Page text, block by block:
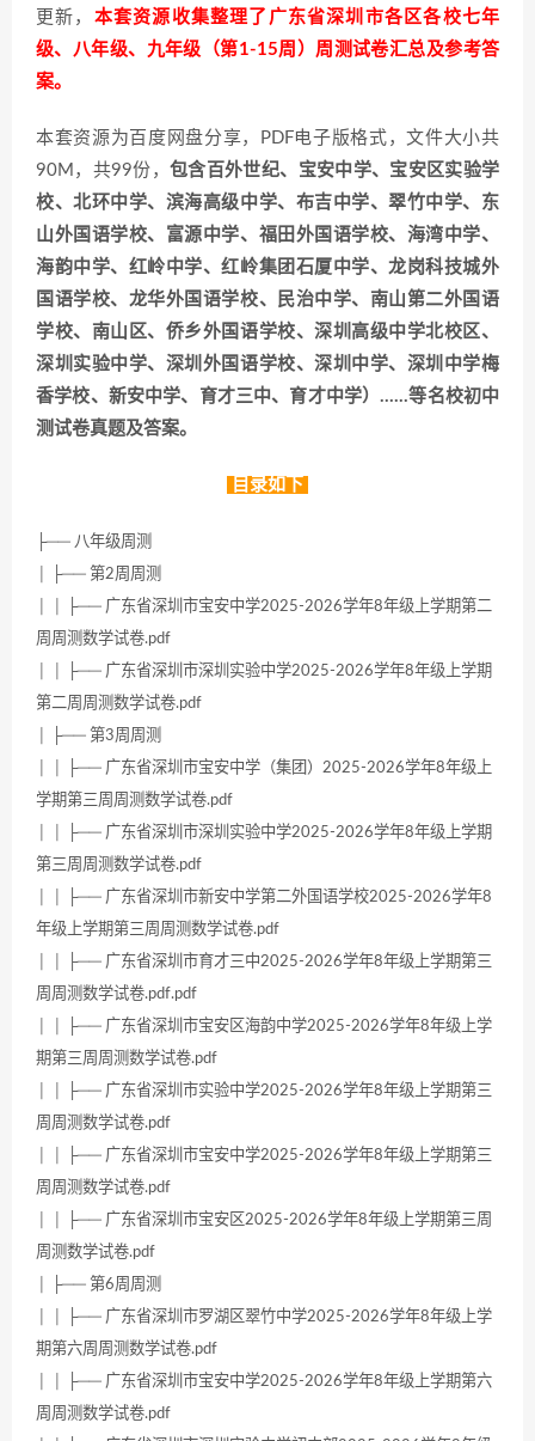
更新， 本套资源收集整理了广东省深圳市各区各校七年
级、八年级、九年级（第1-15周）周测试卷汇总及参考答
案。
本套资源为百度网盘分享，PDF电子版格式，文件大小共
90M，共99份，包含百外世纪、宝安中学、宝安区实验学
校、北环中学、滨海高级中学、布吉中学、翠竹中学、东
山外国语学校、富源中学、福田外国语学校、海湾中学、
海韵中学、红岭中学、红岭集团石厦中学、龙岗科技城外
国语学校、龙华外国语学校、民治中学、南山第二外国语
学校、南山区、侨乡外国语学校、深圳高级中学北校区、
深圳实验中学、深圳外国语学校、深圳中学、深圳中学梅
香学校、新安中学、育才三中、育才中学）……等名校初中
测试卷真题及答案。
目录如下
├── 八年级周测
│ ├── 第2周周测
│ │ ├── 广东省深圳市宝安中学2025-2026学年8年级上学期第二
周周测数学试卷.pdf
│ │ ├── 广东省深圳市深圳实验中学2025-2026学年8年级上学期
第二周周测数学试卷.pdf
│ ├── 第3周周测
│ │ ├── 广东省深圳市宝安中学（集团）2025-2026学年8年级上
学期第三周周测数学试卷.pdf
│ │ ├── 广东省深圳市深圳实验中学2025-2026学年8年级上学期
第三周周测数学试卷.pdf
│ │ ├── 广东省深圳市新安中学第二外国语学校2025-2026学年8
年级上学期第三周周测数学试卷.pdf
│ │ ├── 广东省深圳市育才三中2025-2026学年8年级上学期第三
周周测数学试卷.pdf.pdf
│ │ ├── 广东省深圳市宝安区海韵中学2025-2026学年8年级上学
期第三周周测数学试卷.pdf
│ │ ├── 广东省深圳市实验中学2025-2026学年8年级上学期第三
周周测数学试卷.pdf
│ │ ├── 广东省深圳市宝安中学2025-2026学年8年级上学期第三
周周测数学试卷.pdf
│ │ ├── 广东省深圳市宝安区2025-2026学年8年级上学期第三周
周测数学试卷.pdf
│ ├── 第6周周测
│ │ ├── 广东省深圳市罗湖区翠竹中学2025-2026学年8年级上学
期第六周周测数学试卷.pdf
│ │ ├── 广东省深圳市宝安中学2025-2026学年8年级上学期第六
周周测数学试卷.pdf